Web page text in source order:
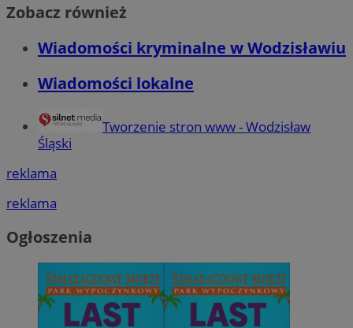
Zobacz również
Wiadomości kryminalne w Wodzisławiu
Wiadomości lokalne
Tworzenie stron www - Wodzisław
Śląski
reklama
reklama
Ogłoszenia